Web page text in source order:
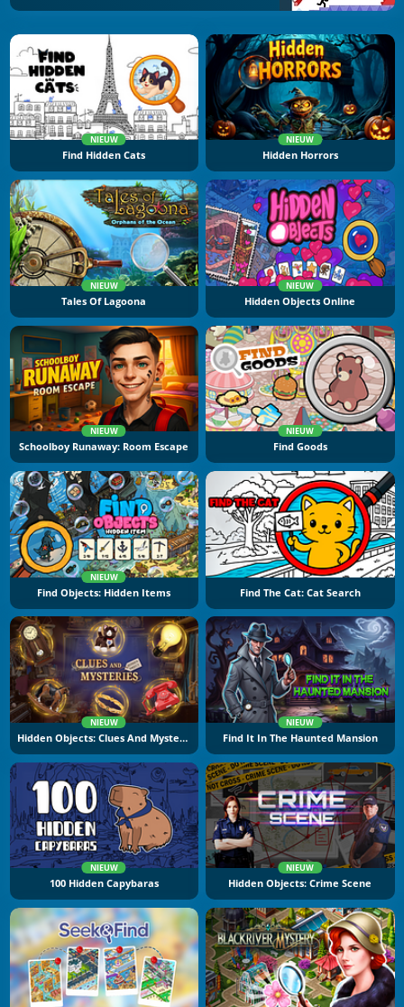
NIEUW
Find Hidden Cats
NIEUW
Hidden Horrors
NIEUW
Tales Of Lagoona
NIEUW
Hidden Objects Online
NIEUW
Schoolboy Runaway: Room Escape
NIEUW
Find Goods
NIEUW
Find Objects: Hidden Items Find The Cat: Cat Search
NIEUW
Hidden Objects: Clues And Mysteries
NIEUW
Find It In The Haunted Mansion
NIEUW
100 Hidden Capybaras
NIEUW
Hidden Objects: Crime Scene